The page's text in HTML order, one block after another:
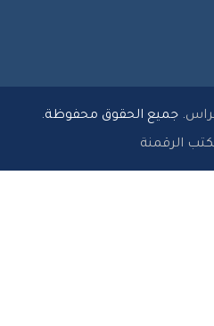
الحقوق محفوظة.